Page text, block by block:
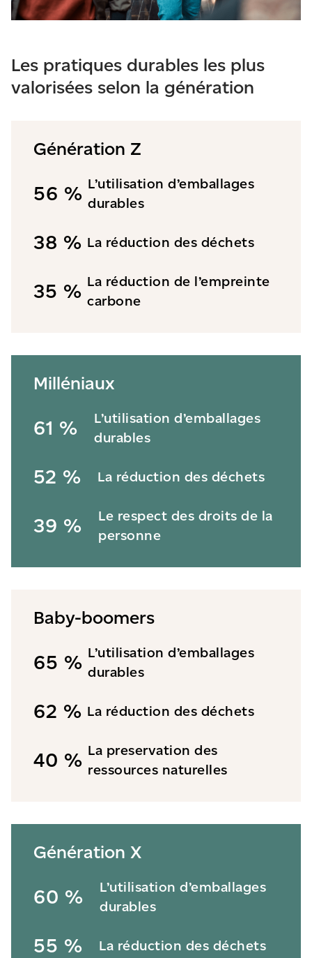
Les pratiques durables les plus
valorisées selon la génération
Génération Z
56 % L’utilisation d’emballages
durables
38 % La réduction des déchets
35 % La réduction de l’empreinte
carbone
Milléniaux
61 %
L’utilisation d’emballages
durables
52 % La réduction des déchets
39 %
Le respect des droits de la
personne
Génération X
60 %
L’utilisation d’emballages
durables
55 % La réduction des déchets
Baby-boomers
65 % L’utilisation d’emballages
durables
62 % La réduction des déchets
40 % La preservation des
ressources naturelles